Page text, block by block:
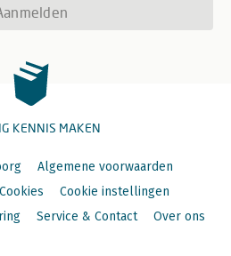
KENNIS MAKEN
Algemene voorwaarden
Cookies
Cookie instellingen
Service & Contact Over ons